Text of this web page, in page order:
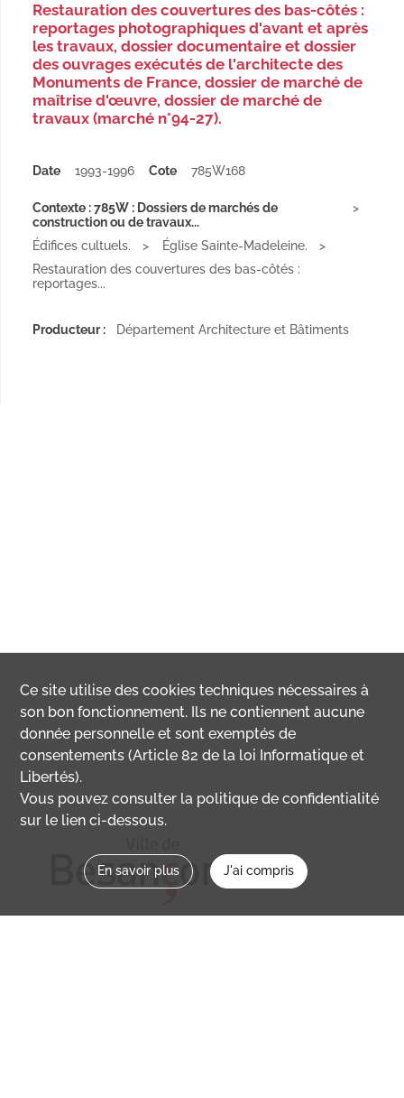
Restauration des couvertures des bas-côtés :
reportages photographiques d'avant et après
les travaux, dossier documentaire et dossier
des ouvrages exécutés de l'architecte des
Monuments de France, dossier de marché de
maîtrise d'œuvre, dossier de marché de
travaux (marché n°94-27).
Date 1993-1996 Cote 785W168
Contexte : 785W : Dossiers de marchés de
construction ou de travaux...
Édifices cultuels.
Église Sainte-Madeleine.
Restauration des couvertures des bas-côtés :
reportages...
Producteur : Département Architecture et Bâtiments
Ce site utilise descookies techniques nécessaires à
son bon fonctionnement. Ils ne contiennent aucune
donnée personnelle et sont exemptés de
consentements (Article 82 de la loi Informatique et
Libertés).
Vous pouvez consulter la politique de confidentialité
sur le lien ci-dessous.
En savoir plus J'ai compris